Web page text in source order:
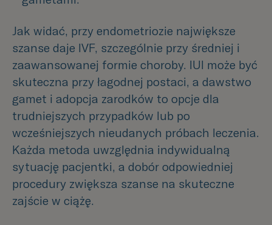
Jak widać, przy endometriozie największe
szanse daje IVF, szczególnie przy średniej i
zaawansowanej formie choroby. IUI może być
skuteczna przy łagodnej postaci, a dawstwo
gamet i adopcja zarodków to opcje dla
trudniejszych przypadków lub po
wcześniejszych nieudanych próbach leczenia.
Każda metoda uwzględnia indywidualną
sytuację pacjentki, a dobór odpowiedniej
procedury zwiększa szanse na skuteczne
zajście w ciążę.